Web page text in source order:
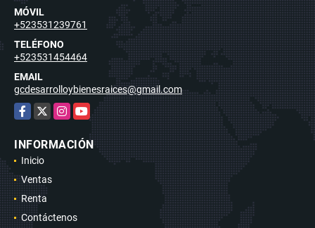
MÓVIL
+523531239761
TELÉFONO
+523531454464
EMAIL
gcdesarrolloybienesraices@gmail.com
Facebook
X Instagram
YouTube
INFORMACIÓN
Inicio
Ventas
Renta
Contáctenos